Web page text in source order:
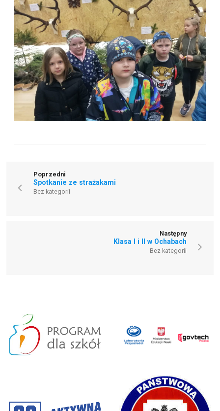
Poprzedni
Spotkanie ze strażakami
Bez kategorii
Następny
Klasa I i II w Ochabach
Bez kategorii